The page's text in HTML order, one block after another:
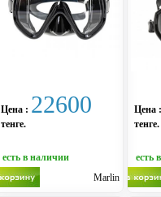
Цена : 22600
тенге.
есть в наличии
Marlin
Цена
тенге.
есть